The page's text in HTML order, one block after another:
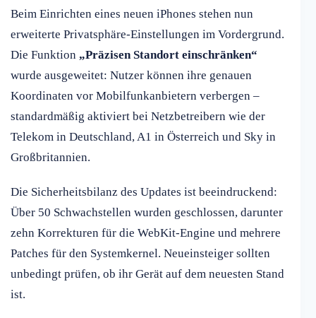
Beim Einrichten eines neuen iPhones stehen nun
erweiterte Privatsphäre-Einstellungen im Vordergrund.
Die Funktion „Präzisen Standort einschränken“
wurde ausgeweitet: Nutzer können ihre genauen
Koordinaten vor Mobilfunkanbietern verbergen –
standardmäßig aktiviert bei Netzbetreibern wie der
Telekom in Deutschland, A1 in Österreich und Sky in
Großbritannien.
Die Sicherheitsbilanz des Updates ist beeindruckend:
Über 50 Schwachstellen wurden geschlossen, darunter
zehn Korrekturen für die WebKit-Engine und mehrere
Patches für den Systemkernel. Neueinsteiger sollten
unbedingt prüfen, ob ihr Gerät auf dem neuesten Stand
ist.